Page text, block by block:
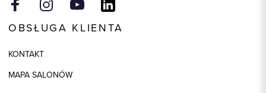
OBSŁUGA KLIENTA
KONTAKT
MAPA SALONÓW